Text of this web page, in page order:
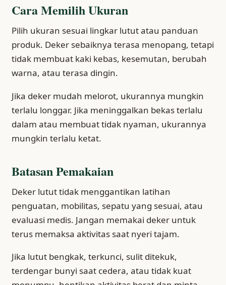
Cara Memilih Ukuran
Pilih ukuran sesuai lingkar lutut atau panduan
produk. Deker sebaiknya terasa menopang, tetapi
tidak membuat kaki kebas, kesemutan, berubah
warna, atau terasa dingin.
Jika deker mudah melorot, ukurannya mungkin
terlalu longgar. Jika meninggalkan bekas terlalu
dalam atau membuat tidak nyaman, ukurannya
mungkin terlalu ketat.
Batasan Pemakaian
Deker lutut tidak menggantikan latihan
penguatan, mobilitas, sepatu yang sesuai, atau
evaluasi medis. Jangan memakai deker untuk
terus memaksa aktivitas saat nyeri tajam.
Jika lutut bengkak, terkunci, sulit ditekuk,
terdengar bunyi saat cedera, atau tidak kuat